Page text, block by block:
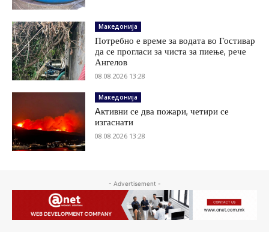
Македонија
Потребно е време за водата во Гостивар
да се прогласи за чиста за пиење, рече
Ангелов
08.08.2026 13:28
Македонија
Aктивни се два пожари, четири се
изгаснати
08.08.2026 13:28
- Advertisement -